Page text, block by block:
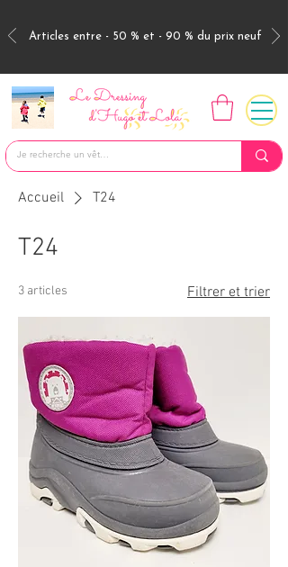
Articles entre - 50 % et - 90 % du prix neuf
Accueil T24
T24
3 articles Filtrer et trier